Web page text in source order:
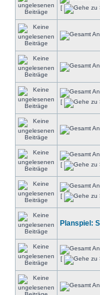
[
[
[
[
Planspiel:
[